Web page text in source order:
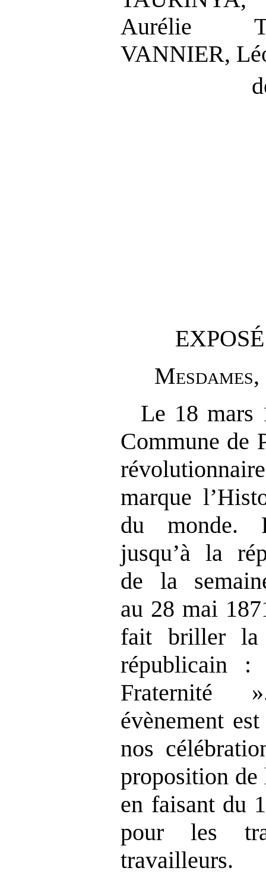
Aurélie
VANNIER,
Mesdames
Le 18 mars
Commune de
marque
du monde.
jusqu’à la
de la
au 28 mai
fait briller la
républicain :
Fraternité
évènement
nos
proposition
en faisant du
pour les
travailleurs.